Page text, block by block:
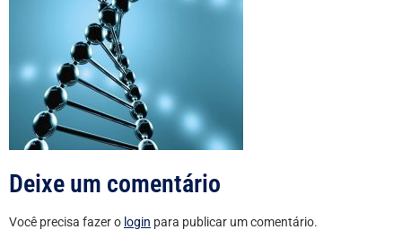
Deixe um comentário
Você precisa fazer o login para publicar um comentário.